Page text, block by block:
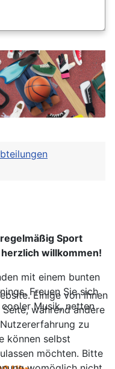
Sport
willkommen!
mit einem bunten
Freuen Sie sich
Musik, netten
Einige von ihnen
während andere
zu
können selbst
möchten. Bitte